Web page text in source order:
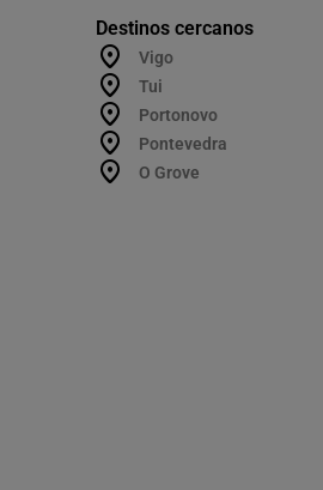
Destinos cercanos
Vigo
Tui
Portonovo
Pontevedra
O Grove